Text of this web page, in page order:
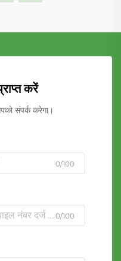
करें
संपर्क करेगा।
0/100
0/100